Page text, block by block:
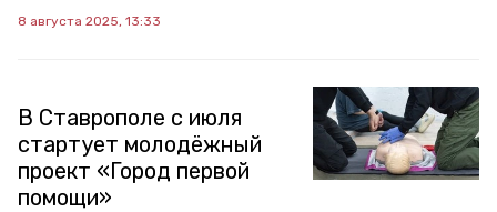
8 августа 2025, 13:33
В Ставрополе с июля
стартует молодёжный
проект «Город первой
помощи»